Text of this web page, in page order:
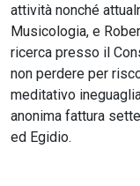
attività nonché
Musicologia, e
ricerca presso il
non perdere per
meditativo
anonima fattura
ed Egidio.